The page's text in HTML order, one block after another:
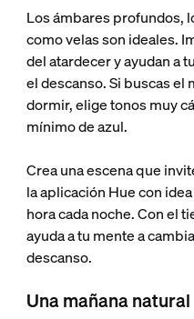
Los ámbares profundos,
como velas son ideales.
del atardecer y ayudan a
el descanso. Si buscas el
dormir, elige tonos muy
mínimo de azul.
Crea una escena que
la aplicación Hue con
hora cada noche. Con el
ayuda a tu mente a
descanso.
Una mañana natural